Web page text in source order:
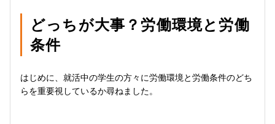
どっちが大事？労働環境と労働
条件
はじめに、就活中の学生の方々に労働環境と労働条件のどち
らを重要視しているか尋ねました。